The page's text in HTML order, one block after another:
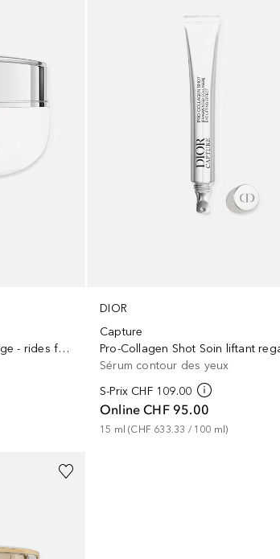
Crème regard - correction anti-âge - rides fermeté, cernes et poches
DIOR
Capture
Sérum contour des yeux
S-Prix CHF 109.00
Online CHF 95.00
15 ml (CHF 633.33 / 100 ml)